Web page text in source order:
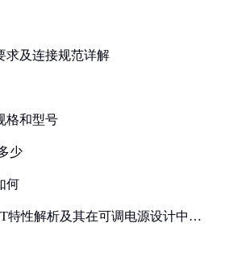
求及连接规范详解
格和型号
少
何
特性解析及其在可调电源设计中的